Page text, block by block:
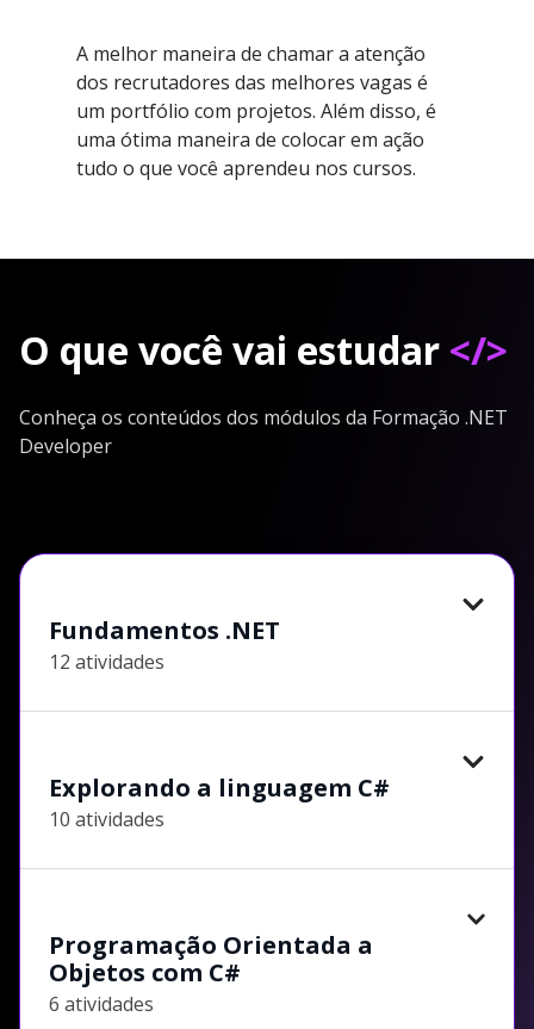
A melhor maneira de chamar a atenção
dos recrutadores das melhores vagas é
um portfólio com projetos. Além disso, é
uma ótima maneira de colocar em ação
tudo o que você aprendeu nos cursos.
O que você vai estudar </>
Conheça os conteúdos dos módulos da Formação .NET
Developer
Fundamentos .NET
12 atividades
Explorando a linguagem C#
10 atividades
Programação Orientada a
Objetos com C#
6 atividades